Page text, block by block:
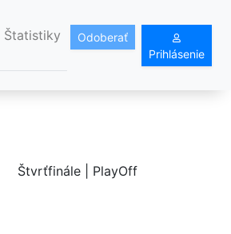
Štatistiky
Odoberať
Prihlásenie
Štvrťfinále | PlayOff